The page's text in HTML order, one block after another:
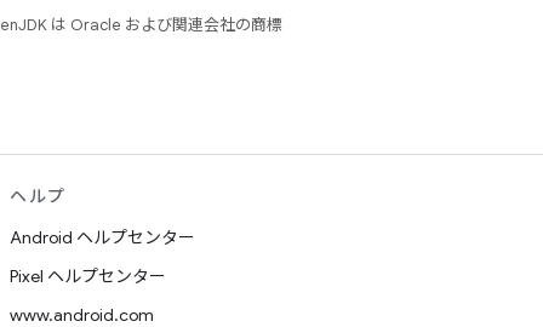
は Oracle および関連会社の商標
ヘルプ
Android ヘルプセンター
Pixel ヘルプセンター
www.android.com